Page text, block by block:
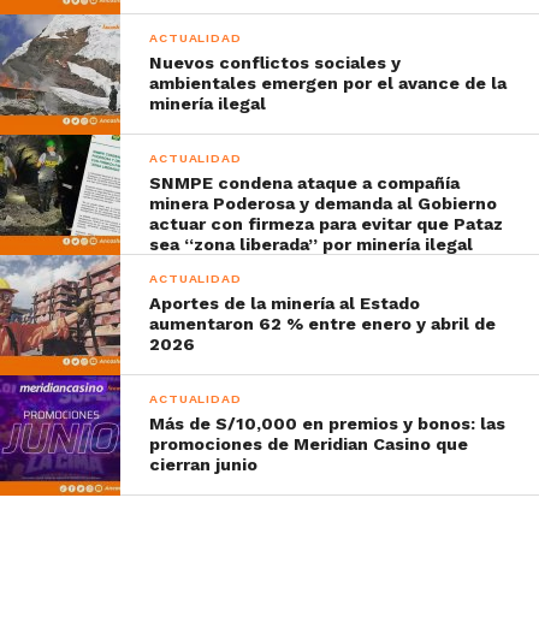
ACTUALIDAD
Nuevos conflictos sociales y
ambientales emergen por el avance de la
minería ilegal
ACTUALIDAD
SNMPE condena ataque a compañía
minera Poderosa y demanda al Gobierno
actuar con firmeza para evitar que Pataz
sea “zona liberada” por minería ilegal
ACTUALIDAD
Aportes de la minería al Estado
aumentaron 62 % entre enero y abril de
2026
ACTUALIDAD
Más de S/10,000 en premios y bonos: las
promociones de Meridian Casino que
cierran junio